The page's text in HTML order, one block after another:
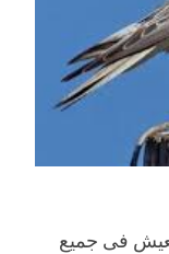
فى جميع